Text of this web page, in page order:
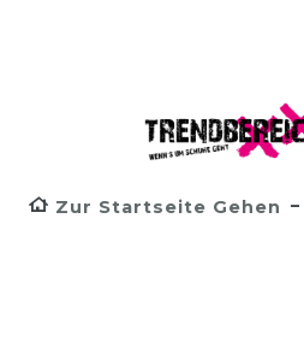
Zur Startseite Gehen